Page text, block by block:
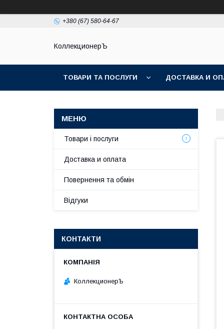
+380 (67) 580-64-67
КоллекционерЪ
ТОВАРИ ТА ПОСЛУГИ ДОСТАВКА И
Товари і послуги
Доставка и оплата
Повернення та обмін
Відгуки
КОНТАКТИ
КоллекционерЪ